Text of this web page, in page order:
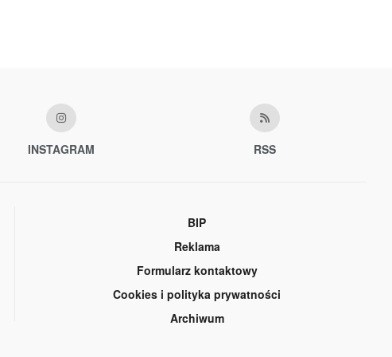
INSTAGRAM RSS
BIP
Reklama
Formularz kontaktowy
Cookies i polityka prywatności
Archiwum